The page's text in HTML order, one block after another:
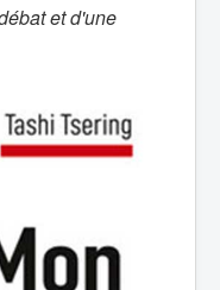
et d'une